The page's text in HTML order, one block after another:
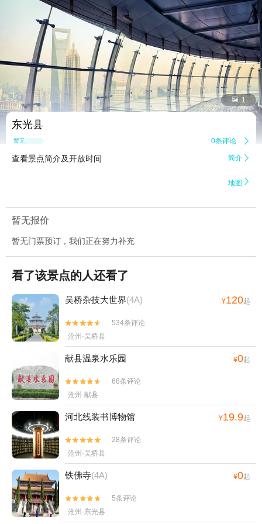
 1
东光县
暂无点评 0条评论 
查看景点简介及开放时间 简介 
地图 
暂无报价
暂无门票预订，我们正在努力补充
看了该景点的人还看了
吴桥杂技大世界(4A) ¥120起


534条评论
沧州·吴桥县
献县温泉水乐园 ¥0起


68条评论
沧州·献县
河北线装书博物馆 ¥19.9起


28条评论
沧州·吴桥县
铁佛寺(4A) ¥0起


5条评论
沧州·东光县